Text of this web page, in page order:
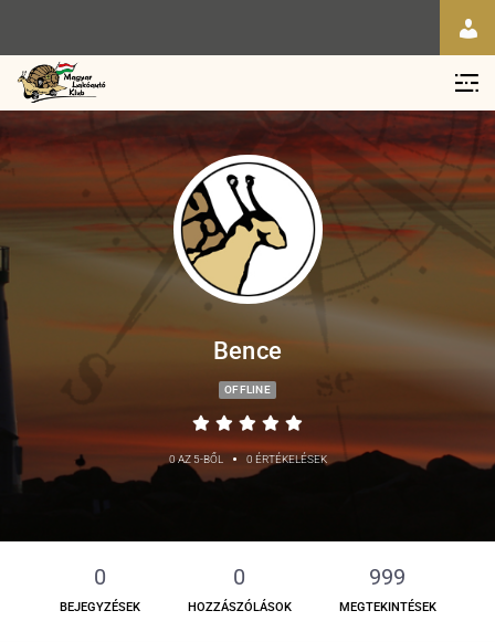
Bence
OFFLINE
0 AZ 5-BŐL • 0 ÉRTÉKELÉSEK
0
BEJEGYZÉSEK
0
HOZZÁSZÓLÁSOK
999
MEGTEKINTÉSEK